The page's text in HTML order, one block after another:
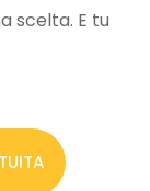
scelta. E tu